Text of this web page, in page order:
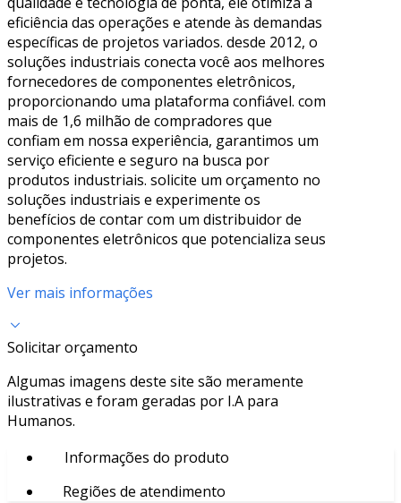
eficiência das operações e atende às demandas
específicas de projetos variados. desde 2012, o
soluções industriais conecta você aos melhores
fornecedores de componentes eletrônicos,
proporcionando uma plataforma confiável. com
mais de 1,6 milhão de compradores que
confiam em nossa experiência, garantimos um
serviço eficiente e seguro na busca por
produtos industriais. solicite um orçamento no
soluções industriais e experimente os
benefícios de contar com um distribuidor de
componentes eletrônicos que potencializa seus
projetos.
Ver mais informações
Solicitar orçamento
Algumas imagens deste site são meramente
ilustrativas e foram geradas por I.A para
Humanos.
Informações do produto
Regiões de atendimento